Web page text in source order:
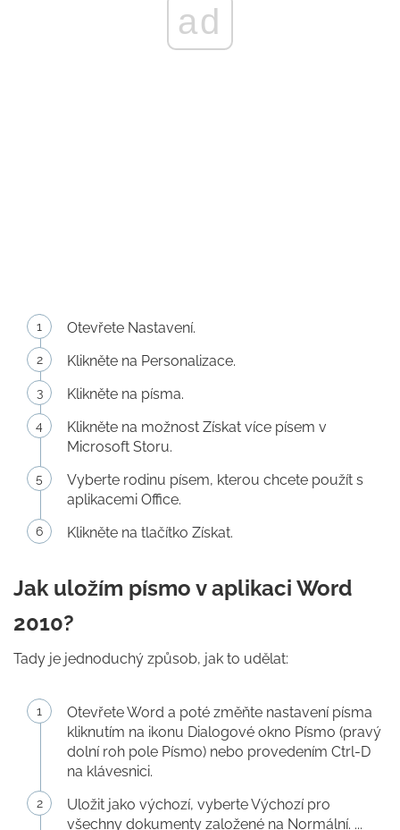
ad
Otevřete Nastavení.
Klikněte na Personalizace.
Klikněte na písma.
Klikněte na možnost Získat více písem v
Microsoft Storu.
Vyberte rodinu písem, kterou chcete použít s
aplikacemi Office.
Klikněte na tlačítko Získat.
Jak uložím písmo v aplikaci Word
2010?
Tady je jednoduchý způsob, jak to udělat:
Otevřete Word a poté změňte nastavení písma
kliknutím na ikonu Dialogové okno Písmo (pravý
dolní roh pole Písmo) nebo provedením Ctrl-D
na klávesnici.
Uložit jako výchozí, vyberte Výchozí pro
všechny dokumenty založené na Normální. ...